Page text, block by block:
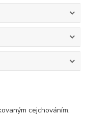
cejchováním.